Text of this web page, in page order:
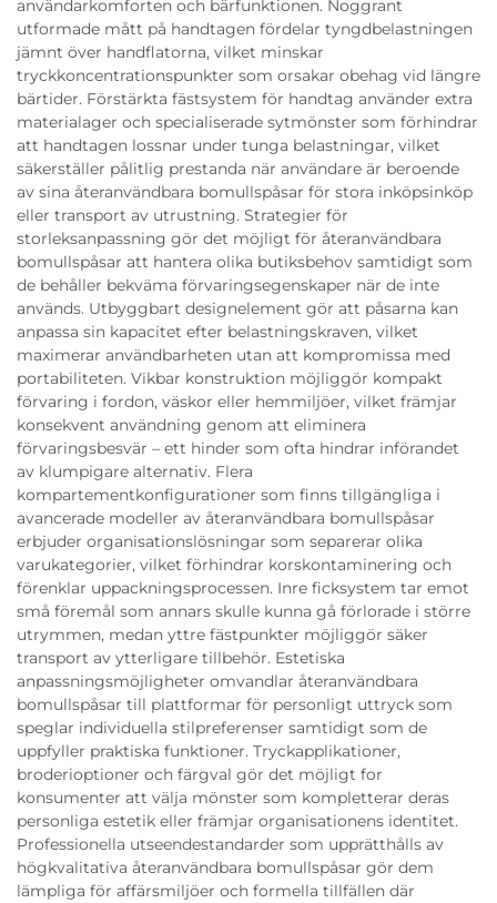
användarkomforten och bärfunktionen. Noggrant
utformade mått på handtagen fördelar tyngdbelastningen
jämnt över handflatorna, vilket minskar
tryckkoncentrationspunkter som orsakar obehag vid längre
bärtider. Förstärkta fästsystem för handtag använder extra
materialager och specialiserade sytmönster som förhindrar
att handtagen lossnar under tunga belastningar, vilket
säkerställer pålitlig prestanda när användare är beroende
av sina återanvändbara bomullspåsar för stora inköpsinköp
eller transport av utrustning. Strategier för
storleksanpassning gör det möjligt för återanvändbara
bomullspåsar att hantera olika butiksbehov samtidigt som
de behåller bekväma förvaringsegenskaper när de inte
används. Utbyggbart designelement gör att påsarna kan
anpassa sin kapacitet efter belastningskraven, vilket
maximerar användbarheten utan att kompromissa med
portabiliteten. Vikbar konstruktion möjliggör kompakt
förvaring i fordon, väskor eller hemmiljöer, vilket främjar
konsekvent användning genom att eliminera
förvaringsbesvär – ett hinder som ofta hindrar införandet
av klumpigare alternativ. Flera
kompartementkonfigurationer som finns tillgängliga i
avancerade modeller av återanvändbara bomullspåsar
erbjuder organisationslösningar som separerar olika
varukategorier, vilket förhindrar korskontaminering och
förenklar uppackningsprocessen. Inre ficksystem tar emot
små föremål som annars skulle kunna gå förlorade i större
utrymmen, medan yttre fästpunkter möjliggör säker
transport av ytterligare tillbehör. Estetiska
anpassningsmöjligheter omvandlar återanvändbara
bomullspåsar till plattformar för personligt uttryck som
speglar individuella stilpreferenser samtidigt som de
uppfyller praktiska funktioner. Tryckapplikationer,
broderioptioner och färgval gör det möjligt for
konsumenter att välja mönster som kompletterar deras
personliga estetik eller främjar organisationens identitet.
Professionella utseendestandarder som upprätthålls av
högkvalitativa återanvändbara bomullspåsar gör dem
lämpliga för affärsmiljöer och formella tillfällen där